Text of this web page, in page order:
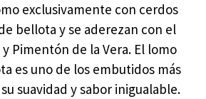
exclusivamente con cerdos
bellota y se aderezan con el
Pimentón de la Vera. El lomo
es uno de los embutidos más
suavidad y sabor inigualable.